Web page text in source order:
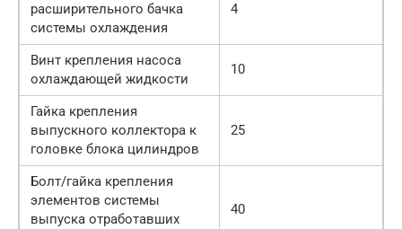
расширительного бачка
системы охлаждения
4
Винт крепления насоса
охлаждающей жидкости
10
Гайка крепления
выпускного коллектора к
головке блока цилиндров
25
Болт/гайка крепления
элементов системы
выпуска отработавших
40